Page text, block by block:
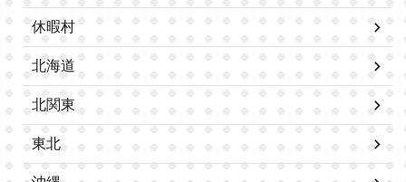
休暇村
北海道
北関東
東北